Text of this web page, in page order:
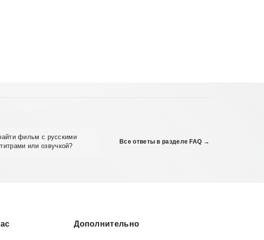
фильм с русскими
или озвучкой?
Все ответы в разделе FAQ →
Дополнительно